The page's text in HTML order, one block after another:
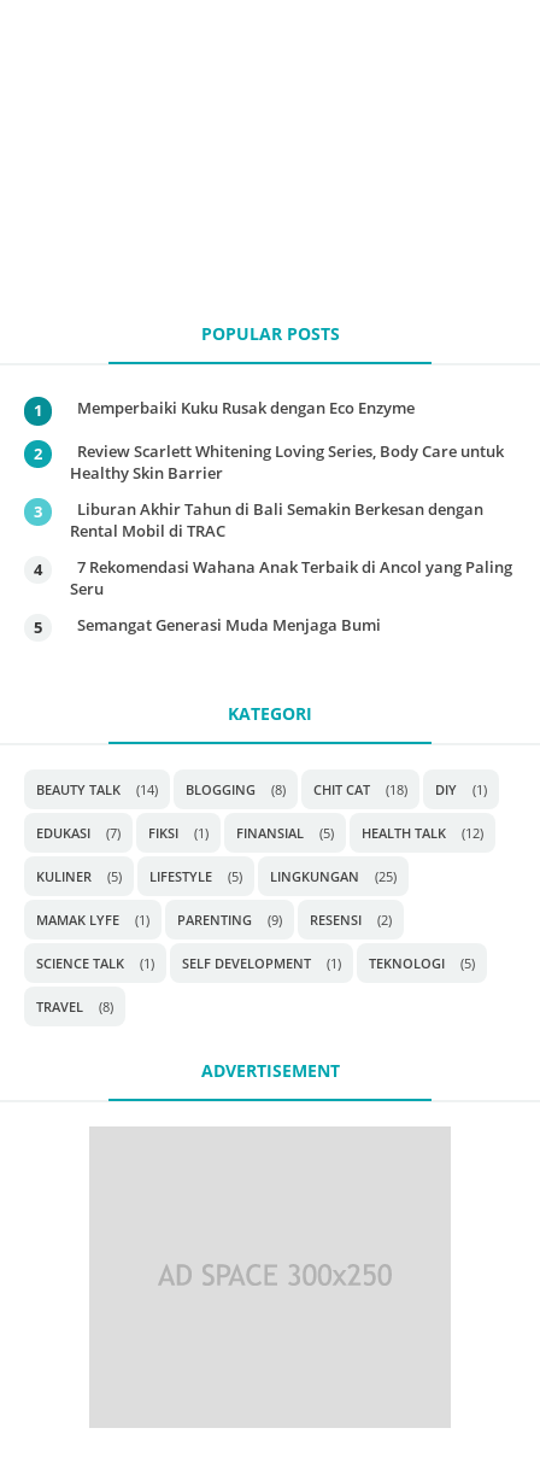
POPULAR POSTS
Memperbaiki Kuku Rusak dengan Eco Enzyme
Review Scarlett Whitening Loving Series, Body Care untuk
Healthy Skin Barrier
Liburan Akhir Tahun di Bali Semakin Berkesan dengan
Rental Mobil di TRAC
7 Rekomendasi Wahana Anak Terbaik di Ancol yang Paling
Seru
Semangat Generasi Muda Menjaga Bumi
KATEGORI
BEAUTY TALK (14) BLOGGING (8) CHIT CAT (18) DIY (1)
EDUKASI (7) FIKSI (1) FINANSIAL (5) HEALTH TALK (12)
KULINER (5) LIFESTYLE (5) LINGKUNGAN (25)
MAMAK LYFE (1) PARENTING (9) RESENSI (2)
SCIENCE TALK (1) SELF DEVELOPMENT (1) TEKNOLOGI (5)
TRAVEL (8)
ADVERTISEMENT